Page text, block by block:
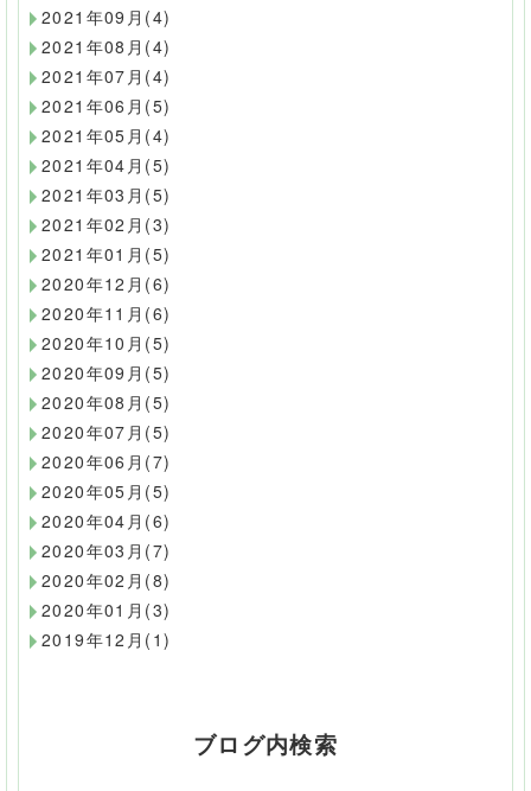
2021年09月(4)
2021年08月(4)
2021年07月(4)
2021年06月(5)
2021年05月(4)
2021年04月(5)
2021年03月(5)
2021年02月(3)
2021年01月(5)
2020年12月(6)
2020年11月(6)
2020年10月(5)
2020年09月(5)
2020年08月(5)
2020年07月(5)
2020年06月(7)
2020年05月(5)
2020年04月(6)
2020年03月(7)
2020年02月(8)
2020年01月(3)
2019年12月(1)
ブログ内検索